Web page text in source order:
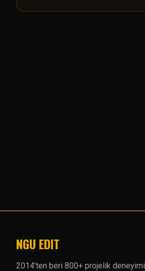
NGU EDIT
2014’ten beri 800+ projelik